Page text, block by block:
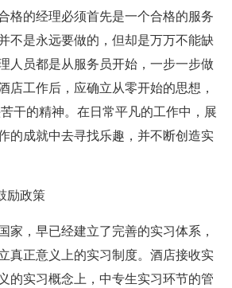
格的经理必须首先是一个合格的服务
不是永远要做的，但却是万万不能缺
人员都是从服务员开始，一步一步做
店工作后，应确立从零开始的思想，
干的精神。在日常平凡的工作中，展
的成就中去寻找乐趣，并不断创造实
励政策
家，早已经建立了完善的实习体系，
真正意义上的实习制度。酒店接收实
的实习概念上，中专生实习环节的管